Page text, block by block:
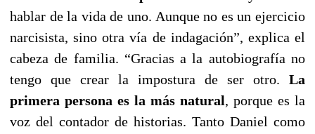
hablar de la vida de uno. Aunque no es un ejercicio
narcisista, sino otra vía de indagación”, explica el
cabeza de familia. “Gracias a la autobiografía no
tengo que crear la impostura de ser otro. La
primera persona es la más natural, porque es la
voz del contador de historias. Tanto Daniel como